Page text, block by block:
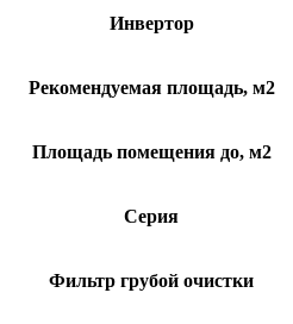
Инвертор
Рекомендуемая площадь, м2
Площадь помещения до, м2
Серия
Фильтр грубой очистки